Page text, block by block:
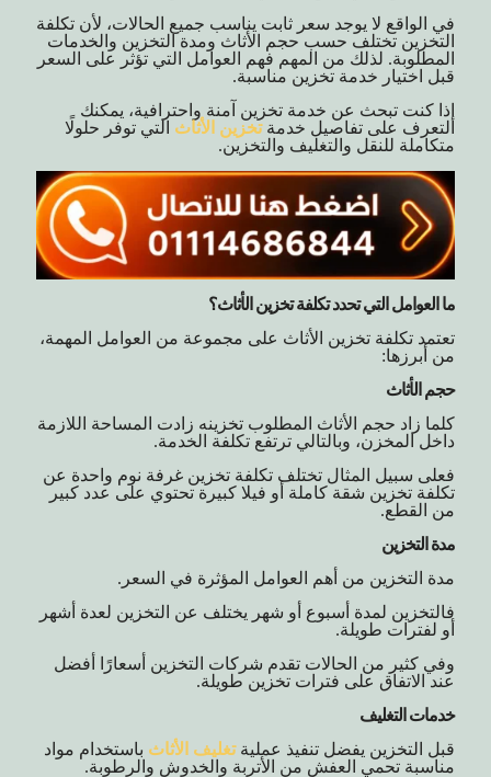
في الواقع لا يوجد سعر ثابت يناسب جميع الحالات، لأن تكلفة
التخزين تختلف حسب حجم الأثاث ومدة التخزين والخدمات
المطلوبة. لذلك من المهم فهم العوامل التي تؤثر على السعر
قبل اختيار خدمة تخزين مناسبة.
إذا كنت تبحث عن خدمة تخزين آمنة واحترافية، يمكنك
التعرف على تفاصيل خدمةتخزين الأثاث التي توفر حلولًا
متكاملة للنقل والتغليف والتخزين.
ما العوامل التي تحدد تكلفة تخزين الأثاث؟
تعتمد تكلفة تخزين الأثاث على مجموعة من العوامل المهمة،
من أبرزها:
حجم الأثاث
كلما زاد حجم الأثاث المطلوب تخزينه زادت المساحة اللازمة
داخل المخزن، وبالتالي ترتفع تكلفة الخدمة.
فعلى سبيل المثال تختلف تكلفة تخزين غرفة نوم واحدة عن
تكلفة تخزين شقة كاملة أو فيلا كبيرة تحتوي على عدد كبير
من القطع.
مدة التخزين
مدة التخزين من أهم العوامل المؤثرة في السعر.
فالتخزين لمدة أسبوع أو شهر يختلف عن التخزين لعدة أشهر
أو لفترات طويلة.
وفي كثير من الحالات تقدم شركات التخزين أسعارًا أفضل
عند الاتفاق على فترات تخزين طويلة.
خدمات التغليف
قبل التخزين يفضل تنفيذ عمليةتغليف الأثاث باستخدام مواد
مناسبة تحمي العفش من الأتربة والخدوش والرطوبة.